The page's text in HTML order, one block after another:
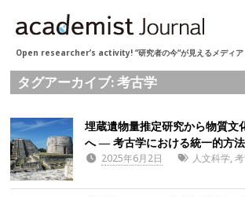
Open researcher’s activity! “研究者の今“が見えるメディア
タグアーカイブ: 考古学
埋蔵遺物量推定研究から物質文
へ ― 考古学における統一的方
2025年6月2日 人文科学,